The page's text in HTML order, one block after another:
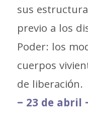
sus
previo a los
Poder: los
cuerpos
de liberación.
– 23 de abril